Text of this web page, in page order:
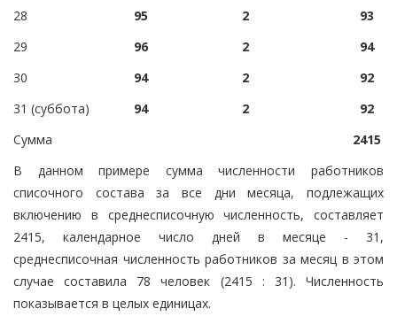
28
95 2
93
29
96 2
94
30
94 2
92
31 (суббота)
94 2
92
Сумма
2415
В данном примере сумма численности работников
списочного состава за все дни месяца, подлежащих
включению в среднесписочную численность, составляет
2415, календарное число дней в месяце - 31,
среднесписочная численность работников за месяц в этом
случае составила 78 человек (2415 : 31). Численность
показывается в целых единицах.